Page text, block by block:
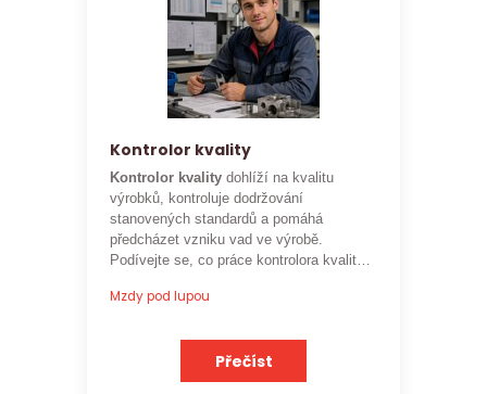
Kontrolor kvality
Kontrolor kvalitydohlíží na kvalitu
výrobků, kontroluje dodržování
stanovených standardů a pomáhá
předcházet vzniku vad ve výrobě.
Podívejte se, co práce kontrolora kvality
ohodnocení této profese
Mzdy pod lupou
Přečíst